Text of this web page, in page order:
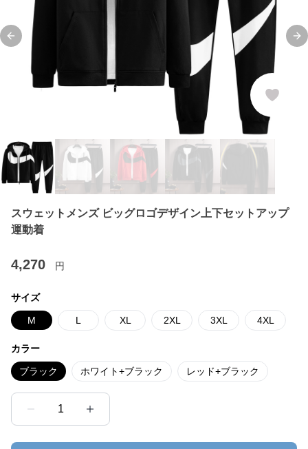
Previous slide
スウェットメンズ ビッグロゴデザイン上下セットアップ
運動着
4,270 円
サイズ
M L XL 2XL 3XL 4XL
カラー
ブラック ホワイト+ブラック レッド+ブラック
1